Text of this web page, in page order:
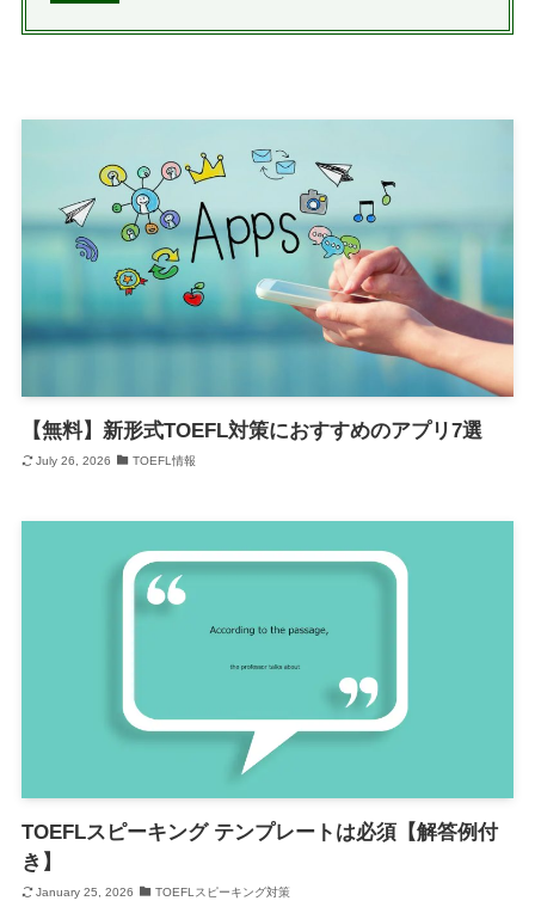
【無料】新形式TOEFL対策におすすめのアプリ7選
July 26, 2026 TOEFL情報
TOEFLスピーキング テンプレートは必須【解答例付
き】
January 25, 2026 TOEFLスピーキング対策